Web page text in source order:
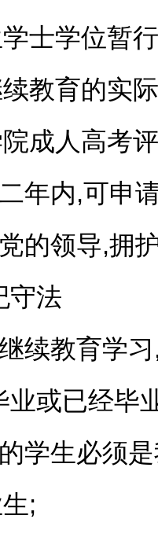
士学位暂
教育的实
成人高考
年内,可申
的领导,拥
守法
续教育学
业或已经毕
学生必须
;